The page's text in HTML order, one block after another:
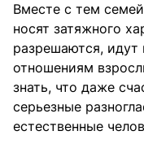
Вместе с тем
носят затяжного
разрешаются, идут
отношениям
знать, что даже
серьезные
естественные